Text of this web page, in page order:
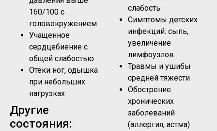
160/100 с
головокружением
Учащенное
сердцебиение с
общей слабостью
Отеки ног, одышка
при небольших
нагрузках
Другие
состояния:
слабость
Симптомы детских
инфекций: сыпь,
увеличение
лимфоузлов
Травмы и ушибы
средней тяжести
Обострение
хронических
заболеваний
(аллергия, астма)